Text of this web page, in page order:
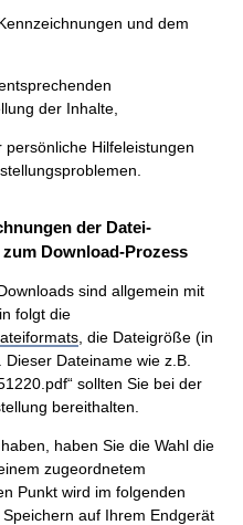
und dem
der Inhalte,
Hilfeleistungen
der Datei-
Download-Prozess
sind allgemein mit
folgt die
, die Dateigröße (in
Dateiname wie z.B.
sollten Sie bei der
bereithalten.
haben Sie die Wahl die
zugeordnetem
Punkt wird im folgenden
auf Ihrem Endgerät